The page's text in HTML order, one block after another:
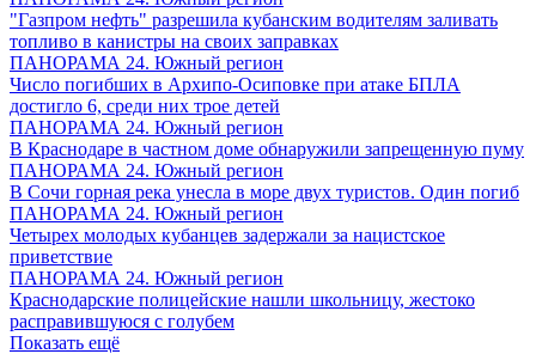
"Газпром нефть" разрешила кубанским водителям заливать
топливо в канистры на своих заправках
ПАНОРАМА 24. Южный регион
Число погибших в Архипо-Осиповке при атаке БПЛА
достигло 6, среди них трое детей
ПАНОРАМА 24. Южный регион
В Краснодаре в частном доме обнаружили запрещенную пуму
ПАНОРАМА 24. Южный регион
В Сочи горная река унесла в море двух туристов. Один погиб
ПАНОРАМА 24. Южный регион
Четырех молодых кубанцев задержали за нацистское
приветствие
ПАНОРАМА 24. Южный регион
Краснодарские полицейские нашли школьницу, жестоко
расправившуюся с голубем
Показать ещё